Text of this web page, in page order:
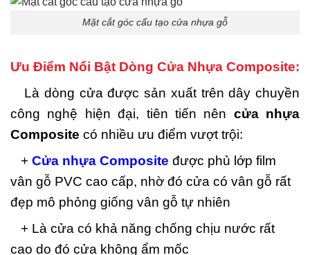
Mặt cắt góc cấu tạo cửa nhựa gỗ
Ưu Điểm Nổi Bật Dòng Cửa Nhựa Composite:
Là dòng cửa được sản xuất trên dây chuyền
công nghệ hiện đại, tiên tiến nên cửa nhựa
Composite có nhiều ưu điểm vượt trội:
+ Cửa nhựa Composite được phủ lớp film
vân gỗ PVC cao cấp, nhờ đó cửa có vân gỗ rất
đẹp mô phỏng giống vân gỗ tự nhiên
+ Là cửa có khả năng chống chịu nước rất
cao do đó cửa không ẩm mốc